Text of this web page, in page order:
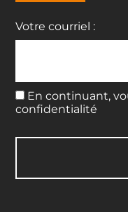
Votre courriel :
En continuant,
confidentialité